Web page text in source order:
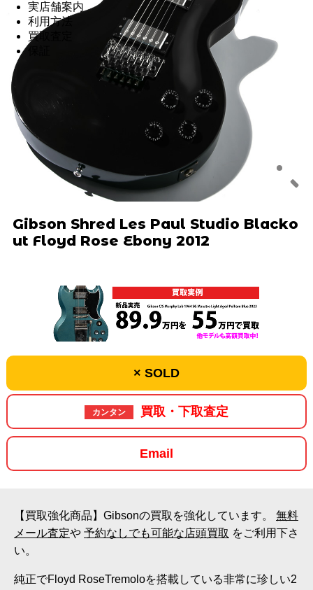
実店舗案内
利用方法
買取査定
Gibson Shred Les Paul Studio Blacko
ut Floyd Rose Ebony 2012
× SOLD
カンタン 買取・下取査定
Email
【買取強化商品】Gibsonの買取を強化しています。 無料
メール査定や 予約なしでも可能な店頭買取 をご利用下さ
い。
純正でFloyd RoseTremoloを搭載している非常に珍しい2